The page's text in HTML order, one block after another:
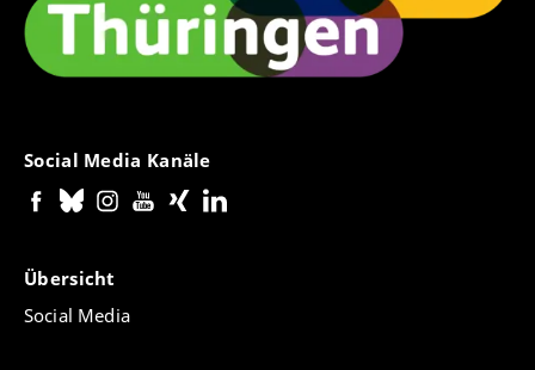
Social Media Kanäle
Übersicht
Social Media